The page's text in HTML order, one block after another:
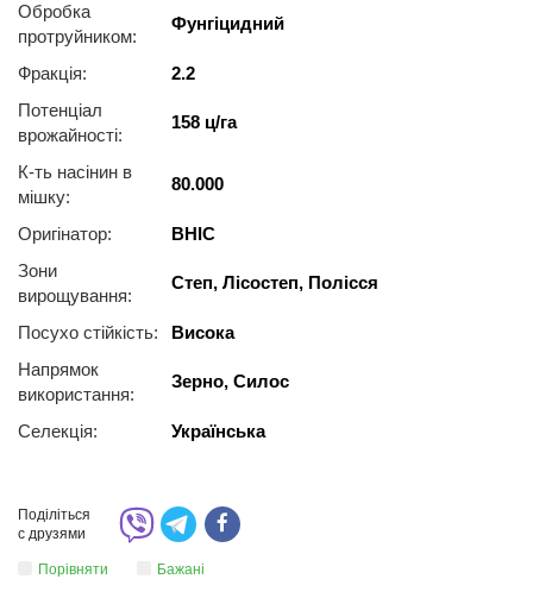
Обробка
протруйником:
Фунгіцидний
Фракція:
2.2
Потенціал
врожайності:
158 ц/га
К-ть насінин в
мішку:
80.000
Оригінатор:
ВНІС
Зони
вирощування:
Степ, Лісостеп, Полісся
Посухо стійкість:
Висока
Напрямок
використання:
Зерно, Силос
Селекція: Українська
Поділіться
с друзями
Порівняти Бажані